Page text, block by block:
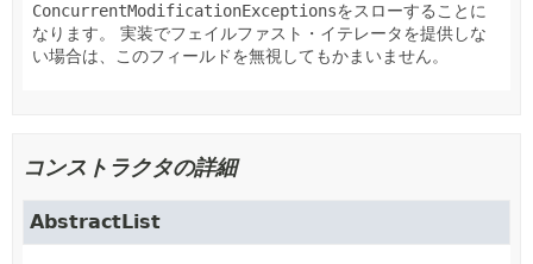
ConcurrentModificationExceptionsをスローすることに
なります。
実装でフェイルファスト・イテレータを提供しな
い場合は、このフィールドを無視してもかまいません。
コンストラクタの詳細
AbstractList